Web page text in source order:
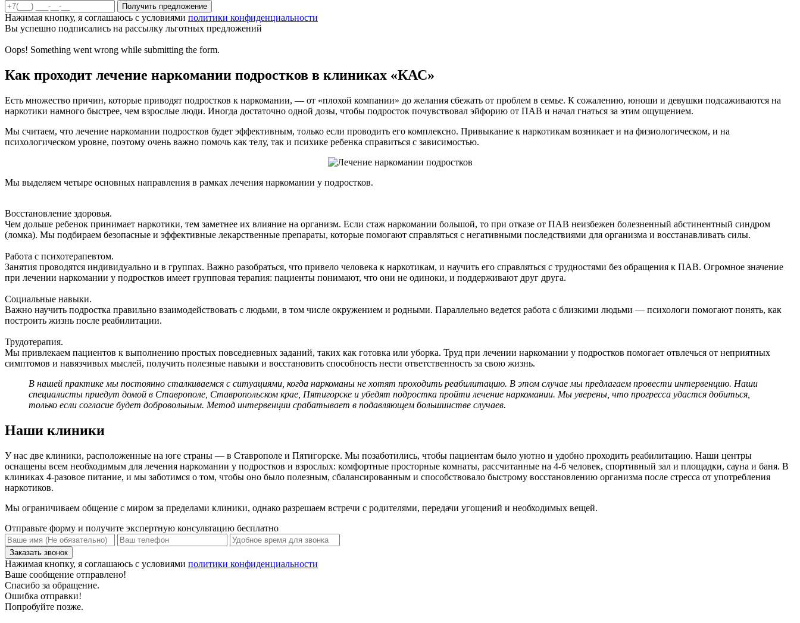
Нажимая кнопку, я соглашаюсь с условиями политики конфиденциальности
Вы успешно подписались на рассылку льготных предложений
Oops! Something went wrong while submitting the form.
Как проходит лечение наркомании подростков в клиниках «КАС»
Есть множество причин, которые приводят подростков к наркомании, — от «плохой компании» до желания сбежать от проблем в семье. К сожалению, юноши и девушки подсаживаются на
наркотики намного быстрее, чем взрослые люди. Иногда достаточно одной дозы, чтобы подросток почувствовал эйфорию от ПАВ и начал гнаться за этим ощущением.
Мы считаем, что лечение наркомании подростков будет эффективным, только если проводить его комплексно. Привыкание к наркотикам возникает и на физиологическом, и на
психологическом уровне, поэтому очень важно помочь как телу, так и психике ребенка справиться с зависимостью.
Мы выделяем четыре основных направления в рамках лечения наркомании у подростков.
Восстановление здоровья.
Чем дольше ребенок принимает наркотики, тем заметнее их влияние на организм. Если стаж наркомании большой, то при отказе от ПАВ неизбежен болезненный абстинентный синдром
(ломка). Мы подбираем безопасные и эффективные лекарственные препараты, которые помогают справляться с негативными последствиями для организма и восстанавливать силы.
Работа с психотерапевтом.
Занятия проводятся индивидуально и в группах. Важно разобраться, что привело человека к наркотикам, и научить его справляться с трудностями без обращения к ПАВ. Огромное значение
при лечении наркомании у подростков имеет групповая терапия: пациенты понимают, что они не одиноки, и поддерживают друг друга.
Социальные навыки.
Важно научить подростка правильно взаимодействовать с людьми, в том числе окружением и родными. Параллельно ведется работа с близкими людьми — психологи помогают понять, как
построить жизнь после реабилитации.
Трудотерапия.
Мы привлекаем пациентов к выполнению простых повседневных заданий, таких как готовка или уборка. Труд при лечении наркомании у подростков помогает отвлечься от неприятных
симптомов и навязчивых мыслей, получить полезные навыки и восстановить способность нести ответственность за свою жизнь.
В нашей практике мы постоянно сталкиваемся с ситуациями, когда наркоманы не хотят проходить реабилитацию. В этом случае мы предлагаем провести интервенцию. Наши
специалисты приедут домой в Ставрополе, Ставропольском крае, Пятигорске и убедят подростка пройти лечение наркомании. Мы уверены, что прогресса удастся добиться,
только если согласие будет добровольным. Метод интервенции срабатывает в подавляющем большинстве случаев.
Наши клиники
У нас две клиники, расположенные на юге страны — в Ставрополе и Пятигорске. Мы позаботились, чтобы пациентам было уютно и удобно проходить реабилитацию. Наши центры
оснащены всем необходимым для лечения наркомании у подростков и взрослых: комфортные просторные комнаты, рассчитанные на 4-6 человек, спортивный зал и площадки, сауна и баня. В
клиниках 4-разовое питание, и мы заботимся о том, чтобы оно было полезным, сбалансированным и способствовало быстрому восстановлению организма после стресса от употребления
наркотиков.
Мы ограничиваем общение с миром за пределами клиники, однако разрешаем встречи с родителями, передачи угощений и необходимых вещей.
Отправьте форму и получите экспертную консультацию бесплатно
Нажимая кнопку, я соглашаюсь с условиями политики конфиденциальности
Ваше сообщение отправлено!
Спасибо за обращение.
Ошибка отправки!
Попробуйте позже.